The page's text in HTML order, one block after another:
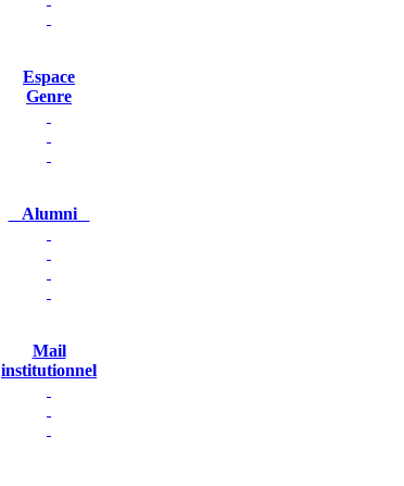
Espace
Genre
Alumni
Mail
institutionnel